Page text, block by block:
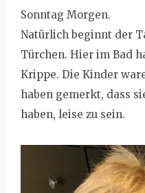
Sonntag Morgen.
Natürlich beginnt der
Türchen. Hier im Bad
Krippe. Die Kinder
haben gemerkt, dass
haben, leise zu sein.